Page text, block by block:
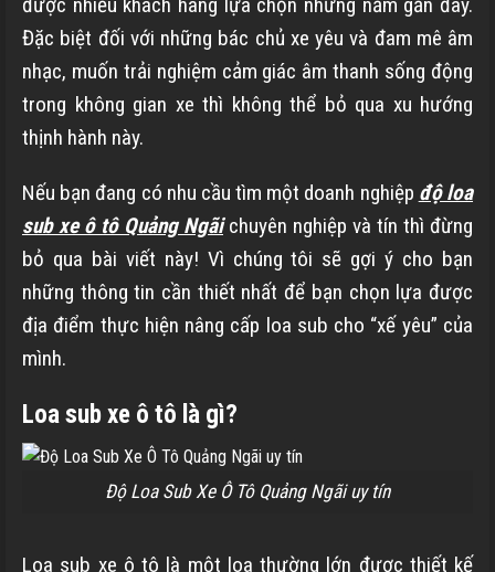
Đặc biệt đối với những bác chủ xe yêu và đam mê âm
nhạc, muốn trải nghiệm cảm giác âm thanh sống động
trong không gian xe thì không thể bỏ qua xu hướng
thịnh hành này.
Nếu bạn đang có nhu cầu tìm một doanh nghiệp độ loa
sub xe ô tô Quảng Ngãichuyên nghiệp và tín thì đừng
bỏ qua bài viết này! Vì chúng tôi sẽ gợi ý cho bạn
những thông tin cần thiết nhất để bạn chọn lựa được
địa điểm thực hiện nâng cấp loa sub cho “xế yêu” của
mình.
Loa sub xe ô tô là gì?
Độ Loa Sub Xe Ô Tô Quảng Ngãi uy tín
Loa sub xe ô tô là một loa thường lớn được thiết kế